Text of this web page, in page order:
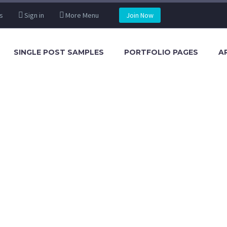
Sign in More Menu Join Now
SINGLE POST SAMPLES PORTFOLIO PAGES